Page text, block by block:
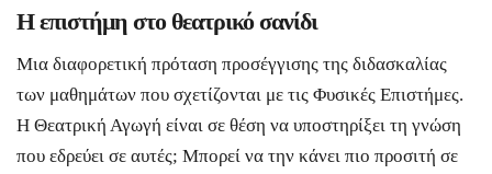
Η επιστήμη στο θεατρικό σανίδι
Μια διαφορετική πρόταση προσέγγισης της διδασκαλίας
των μαθημάτων που σχετίζονται με τις Φυσικές Επιστήμες.
Η Θεατρική Αγωγή είναι σε θέση να υποστηρίξει τη γνώση
που εδρεύει σε αυτές; Μπορεί να την κάνει πιο προσιτή σε